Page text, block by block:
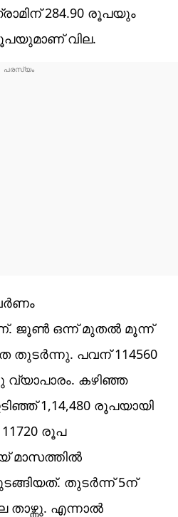
284.90 രൂപയും
വില.
ജൂൺ ഒന്ന് മുതൽ മൂന്ന്
തുടർന്നു. പവന് 114560
വ്യാപാരം. കഴിഞ്ഞ
1,14,480 രൂപയായി
രൂപ
മാസത്തിൽ
തുടർന്ന് 5ന്
താഴ്ന്നു. എന്നാൽ